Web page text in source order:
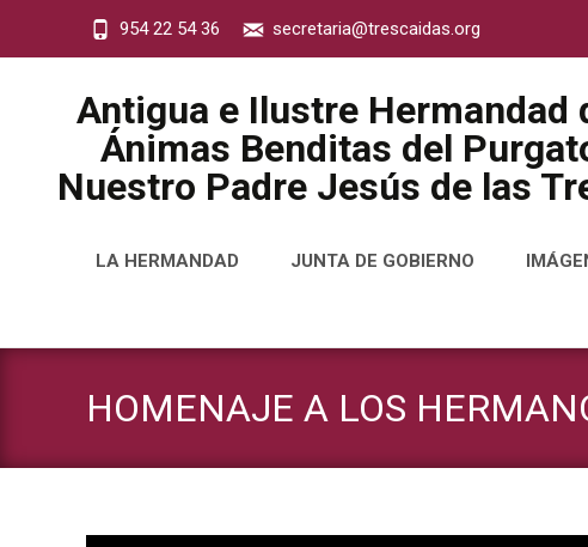
954 22 54 36 secretaria@trescaidas.org
Antigua e Ilustre Hermandad
Ánimas Benditas del
Nuestro Padre Jesús de las
LA HERMANDAD JUNTA DE GOBIERNO
HOMENAJE A LOS